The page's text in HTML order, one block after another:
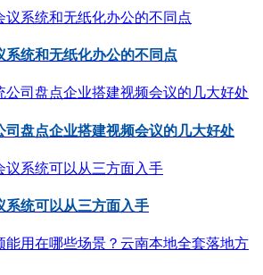
系统和无纸化办公的不同点
司盘点企业搭建视频会议的几大好处
系统可以从三方面入手